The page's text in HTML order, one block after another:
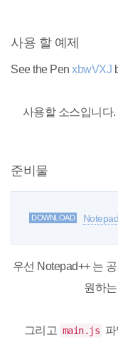
사용 할 예제
See the Pen xbwVXJ
사용할 소스입니다
준비물
DOWNLOAD
우선 Notepad++ 는
원하
그리고 main.js